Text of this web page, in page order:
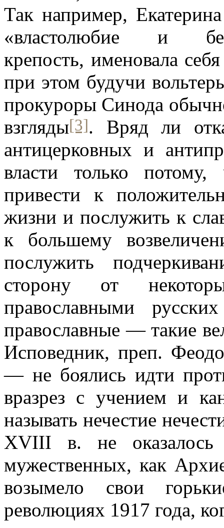
Так например,
«властолюбие и
крепость, именовала
при этом будучи
прокуроры Синода
взгляды[3]. Вряд ли
антицерковных и
власти только
привести к
жизни и послужить к
к большему
послужить
сторону от
православными
православные — такие
Исповедник, преп.
— не боялись идти
вразрез с учением и
называть нечестие
XVIII в. не
мужественных, как
возымело свои
революциях 1917 года,